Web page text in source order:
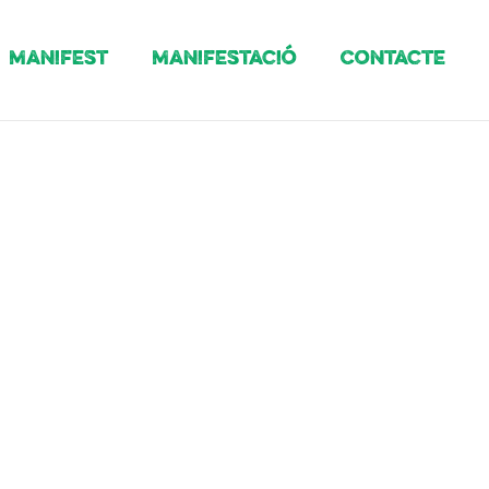
Manifest Manifestació Contacte